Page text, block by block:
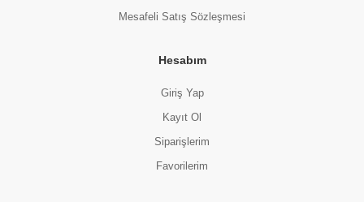
Mesafeli Satış Sözleşmesi
Hesabım
Giriş Yap
Kayıt Ol
Siparişlerim
Favorilerim